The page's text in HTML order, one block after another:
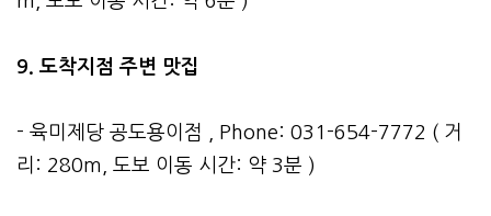
9. 도착지점 주변 맛집
- 육미제당 공도용이점 , Phone: 031-654-7772 ( 거
리: 280m, 도보 이동 시간: 약 3분 )